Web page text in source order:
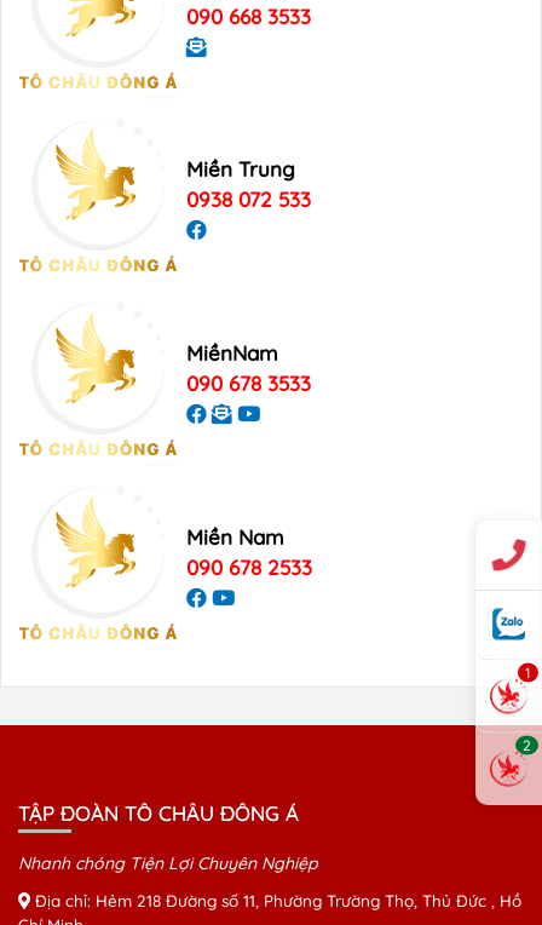
090 668 3533
Miền Trung
0938 072 533
MiềnNam
090 678 3533
Miền Nam
090 678 2533
TẬP ĐOÀN TÔ CHÂU ĐÔNG Á
Nhanh chóng Tiện Lợi Chuyên Nghiệp
Địa chỉ: Hẻm 218 Đường số 11, Phường Trường Thọ, Thủ Đức , Hồ
1
2